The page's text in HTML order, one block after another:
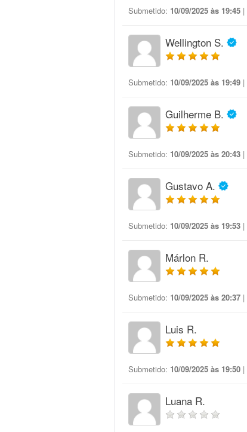
Submetido: 10/09/2025 às 19:45 |
Wellington S.
Submetido: 10/09/2025 às 19:49 |
Guilherme B.
Submetido: 10/09/2025 às 20:43 |
Gustavo A.
Submetido: 10/09/2025 às 19:53 |
Márlon R.
Submetido: 10/09/2025 às 20:37 |
Luis R.
Submetido: 10/09/2025 às 19:50 |
Luana R.